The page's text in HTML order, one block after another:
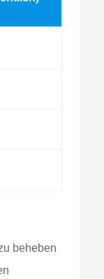
beheben